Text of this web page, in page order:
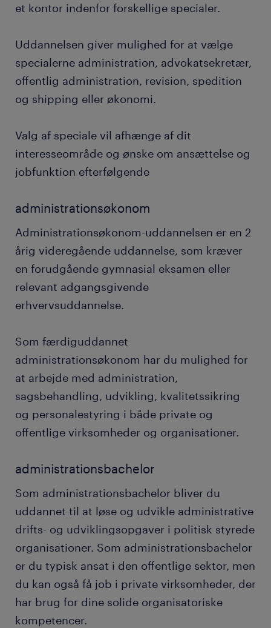
et kontor indenfor forskellige specialer.
Uddannelsen giver mulighed for at vælge
specialerne administration, advokatsekretær,
offentlig administration, revision, spedition
og shipping eller økonomi.
Valg af speciale vil afhænge af dit
interesseområde og ønske om ansættelse og
jobfunktion efterfølgende
administrationsøkonom
Administrationsøkonom-uddannelsen er en 2
årig videregående uddannelse, som kræver
en forudgående gymnasial eksamen eller
relevant adgangsgivende
erhvervsuddannelse.
Som færdiguddannet
administrationsøkonom har du mulighed for
at arbejde med administration,
sagsbehandling, udvikling, kvalitetssikring
og personalestyring i både private og
offentlige virksomheder og organisationer.
administrationsbachelor
Som administrationsbachelor bliver du
uddannet til at løse og udvikle administrative
drifts- og udviklingsopgaver i politisk styrede
organisationer. Som administrationsbachelor
er du typisk ansat i den offentlige sektor, men
du kan også få job i private virksomheder, der
har brug for dine solide organisatoriske
kompetencer.